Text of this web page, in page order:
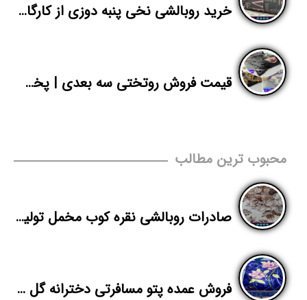
خرید روبالشی نخی پنبه دوزی از کارگاه تهران
قیمت فروش روتختی سه بعدی | پخش انواع روتختی پلنگی از تولیدی | پاندا
محبوب ترین مطالب
صادرات روبالشی نقره کوب مخمل تولیدی پاندا
فروش عمده پتو مسافرتی دخترانه گل برجسته نرمین